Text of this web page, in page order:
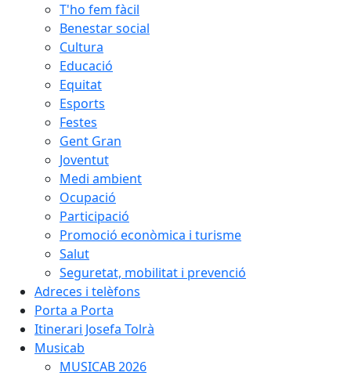
T'ho fem fàcil
Benestar social
Cultura
Educació
Equitat
Esports
Festes
Gent Gran
Joventut
Medi ambient
Ocupació
Participació
Promoció econòmica i turisme
Salut
Seguretat, mobilitat i prevenció
Adreces i telèfons
Porta a Porta
Itinerari Josefa Tolrà
Musicab
MUSICAB 2026